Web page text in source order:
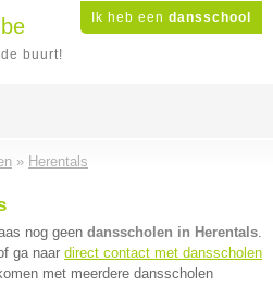
Ik heb een dansschool
buurt!
» Herentals
nog geen dansscholen in Herentals.
ga naar direct contact met dansscholen
met meerdere dansscholen